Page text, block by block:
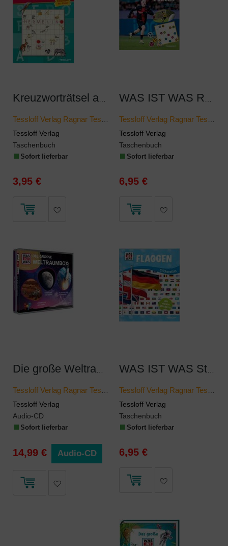
Tessloff Verlag
Taschenbuch
Sofort lieferbar
3,95 €
Tessloff Verlag
Taschenbuch
Sofort lieferbar
6,95 €
Tessloff Verlag
Audio-CD
Sofort lieferbar
14,99 € Audio-CD
WAS IST WAS Stickeratlas Flaggen
Tessloff Verlag
Taschenbuch
Sofort lieferbar
6,95 €